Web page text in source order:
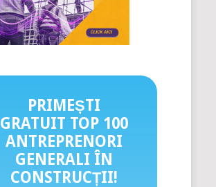
PRIMEȘTI
GRATUIT TOP 100
ANTREPRENORI
GENERALI ÎN
CONSTRUCȚII!